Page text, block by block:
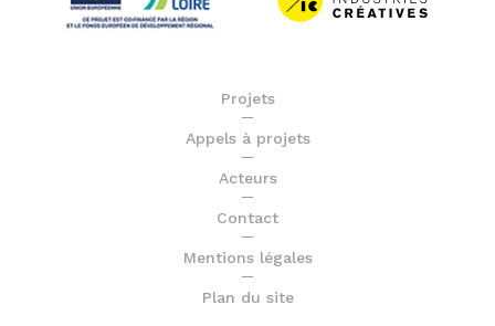
Projets
Appels à projets
Acteurs
Contact
Mentions légales
Plan du site